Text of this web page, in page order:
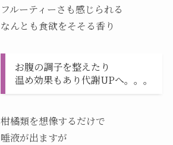
フルーティーさも感じられる
なんとも食欲をそそる香り
お腹の調子を整えたり
温め効果もあり代謝UPへ。。。
柑橘類を想像するだけで
唾液が出ますが